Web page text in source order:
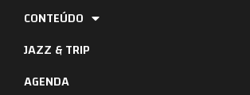
CONTEÚDO
JAZZ & TRIP
AGENDA